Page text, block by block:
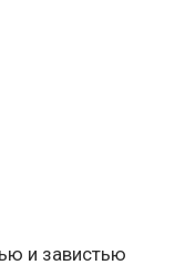
и завистью